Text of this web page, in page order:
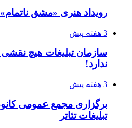
رویداد هنری «مشق ناتمام»
3 هفته پیش
سازمان تبلیغات هیچ نقشی
ندارد!
3 هفته پیش
برگزاری مجمع عمومی
تبلیغات تئاتر